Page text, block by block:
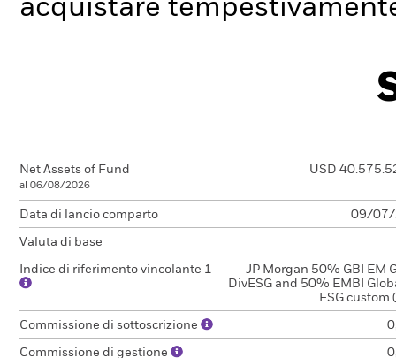
acquistare
Net Assets of Fund
al 06/08/2026
USD
Data di lancio comparto 09/07/
Valuta di base
Indice di riferimento vincolante 1
JP Morgan 50% GBI EM
DivESG and 50% EMBI
ESG custom
Commissione di sottoscrizione
Commissione di gestione